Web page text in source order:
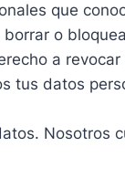
que
o
a
tus datos
Nosotros